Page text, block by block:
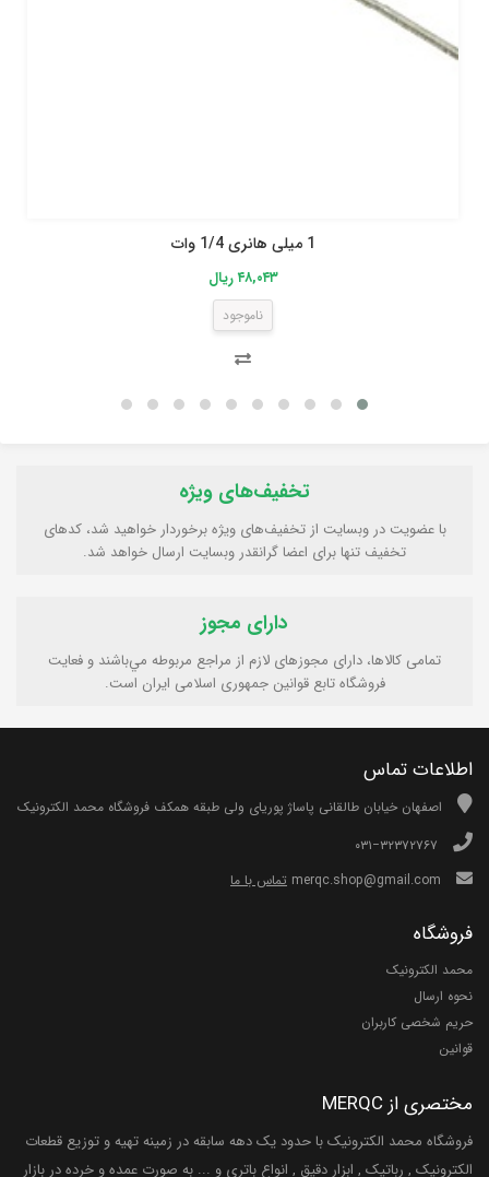
1 میلی هانری 1/4 وات
۴۸,۰۴۳ ریال
ناموجود
تخفیف‌های ویژه
با عضویت در وبسایت از تخفیف‌های ویژه برخوردار خواهید شد، کدهای
تخفیف تنها برای اعضا گرانقدر وبسایت ارسال خواهد شد.
دارای مجوز
تمامی كالاها، دارای مجوزهای لازم از مراجع مربوطه مي‌باشند و فعایت
فروشگاه تابع قوانين جمهوری اسلامی ايران است.
اطلاعات تماس
اصفهان خیابان طالقانی پاساژ پوریای ولی طبقه همکف فروشگاه محمد الکترونیک
تماس با ما
فروشگاه
محمد الکترونیک
نحوه ارسال
حریم شخصی کاربران
قوانین
مختصری از MERQC
فروشگاه محمد الکترونیک با حدود یک دهه سابقه در زمینه تهیه و توزیع قطعات
الکترونیک , رباتیک , ابزار دقیق , انواع باتری و ... به صورت عمده و خرده در بازار